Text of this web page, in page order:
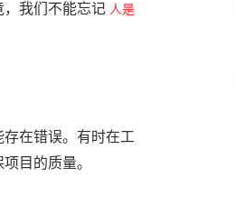
，我们不能忘记 人是
存在错误。有时在工
目的质量。